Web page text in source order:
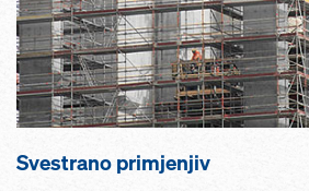
Svestrano primjenjiv